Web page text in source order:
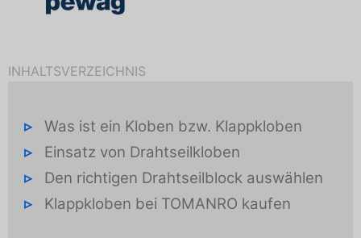
INHALTSVERZEICHNIS
Was ist ein Kloben bzw. Klappkloben
Einsatz von Drahtseilkloben
Den richtigen Drahtseilblock auswählen
Klappkloben bei TOMANRO kaufen